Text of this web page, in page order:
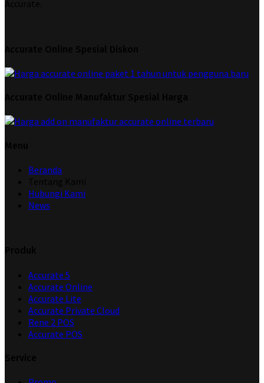
Beranda
Hubungi Kami
News
Accurate 5
Accurate Online
Accurate Lite
Accurate Private Cloud
Rene 2 POS
Accurate POS